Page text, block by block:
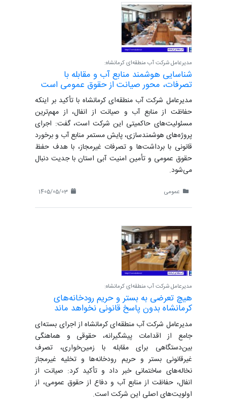
مدیرعامل شرکت آب منطقه‌ای کرمانشاه:
شناسایی هوشمند منابع آب و مقابله با
تصرفات، محور صیانت از حقوق عمومی است
مدیرعامل شرکت آب منطقه‌ای کرمانشاه با تأکید بر اینکه
حفاظت از منابع آب و صیانت از انفال، از مهم‌ترین
مسئولیت‌های حاکمیتی این شرکت است، گفت: اجرای
پروژه‌های هوشمندسازی، پایش مستمر منابع آب و برخورد
قانونی با برداشت‌ها و تصرفات غیرمجاز، با هدف حفظ
حقوق عمومی و تأمین امنیت آبی استان با جدیت دنبال
می‌شود.
عمومی
مدیرعامل شرکت آب منطقه‌ای کرمانشاه:
هیچ تعرضی به بستر و حریم رودخانه‌های
کرمانشاه بدون پاسخ قانونی نخواهد ماند
مدیرعامل شرکت آب منطقه‌ای کرمانشاه از اجرای بسته‌ای
جامع از اقدامات پیشگیرانه، حقوقی و هماهنگی
بین‌دستگاهی برای مقابله با زمین‌خواری، تصرف
غیرقانونی بستر و حریم رودخانه‌ها و تخلیه غیرمجاز
نخاله‌های ساختمانی خبر داد و تأکید کرد: صیانت از
انفال، حفاظت از منابع آب و دفاع از حقوق عمومی، از
اولویت‌های اصلی این شرکت است.